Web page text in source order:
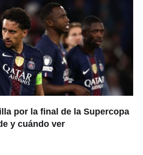
por la final de la Supercopa
y cuándo ver